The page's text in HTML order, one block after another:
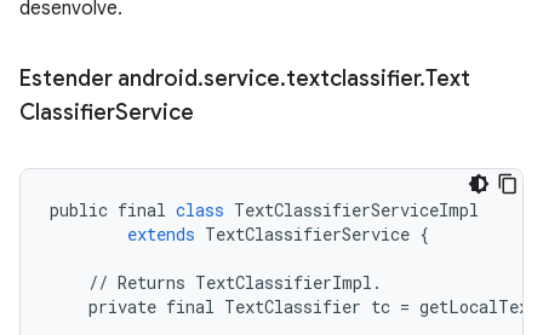
desenvolve.
Estender android.service.textclassifier.Text
ClassifierService
public final class TextClassifierServiceImpl
extends TextClassifierService {
// Returns TextClassifierImpl .
private final TextClassifier tc =